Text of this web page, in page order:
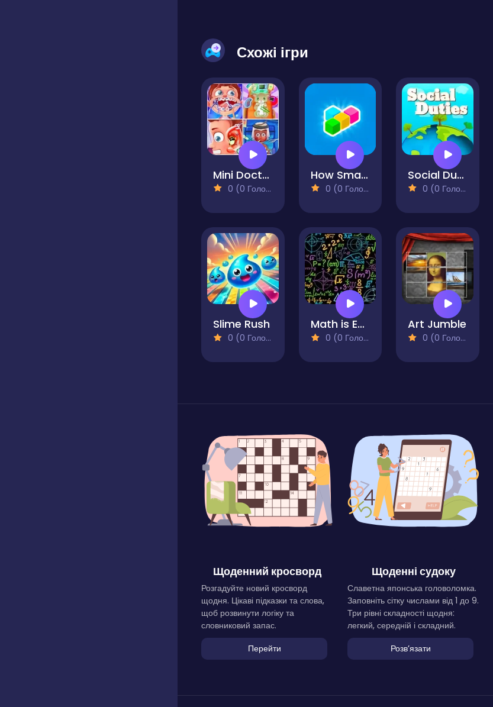
Схожі ігри
Mini Doctor Games
0 (0 Голосів)
How Smart Are You?
0 (0 Голосів)
Social Duties
0 (0 Голосів)
Slime Rush
0 (0 Голосів)
Math is Easy!
0 (0 Голосів)
Art Jumble
0 (0 Голосів)
Щоденний кросворд
Розгадуйте новий кросворд
щодня. Цікаві підказки та слова,
щоб розвинути логіку та
словниковий запас.
Перейти
Щоденні судоку
Славетна японська головоломка.
Заповніть сітку числами від 1 до 9.
Три рівні складності щодня:
легкий, середній і складний.
Розвʼязати